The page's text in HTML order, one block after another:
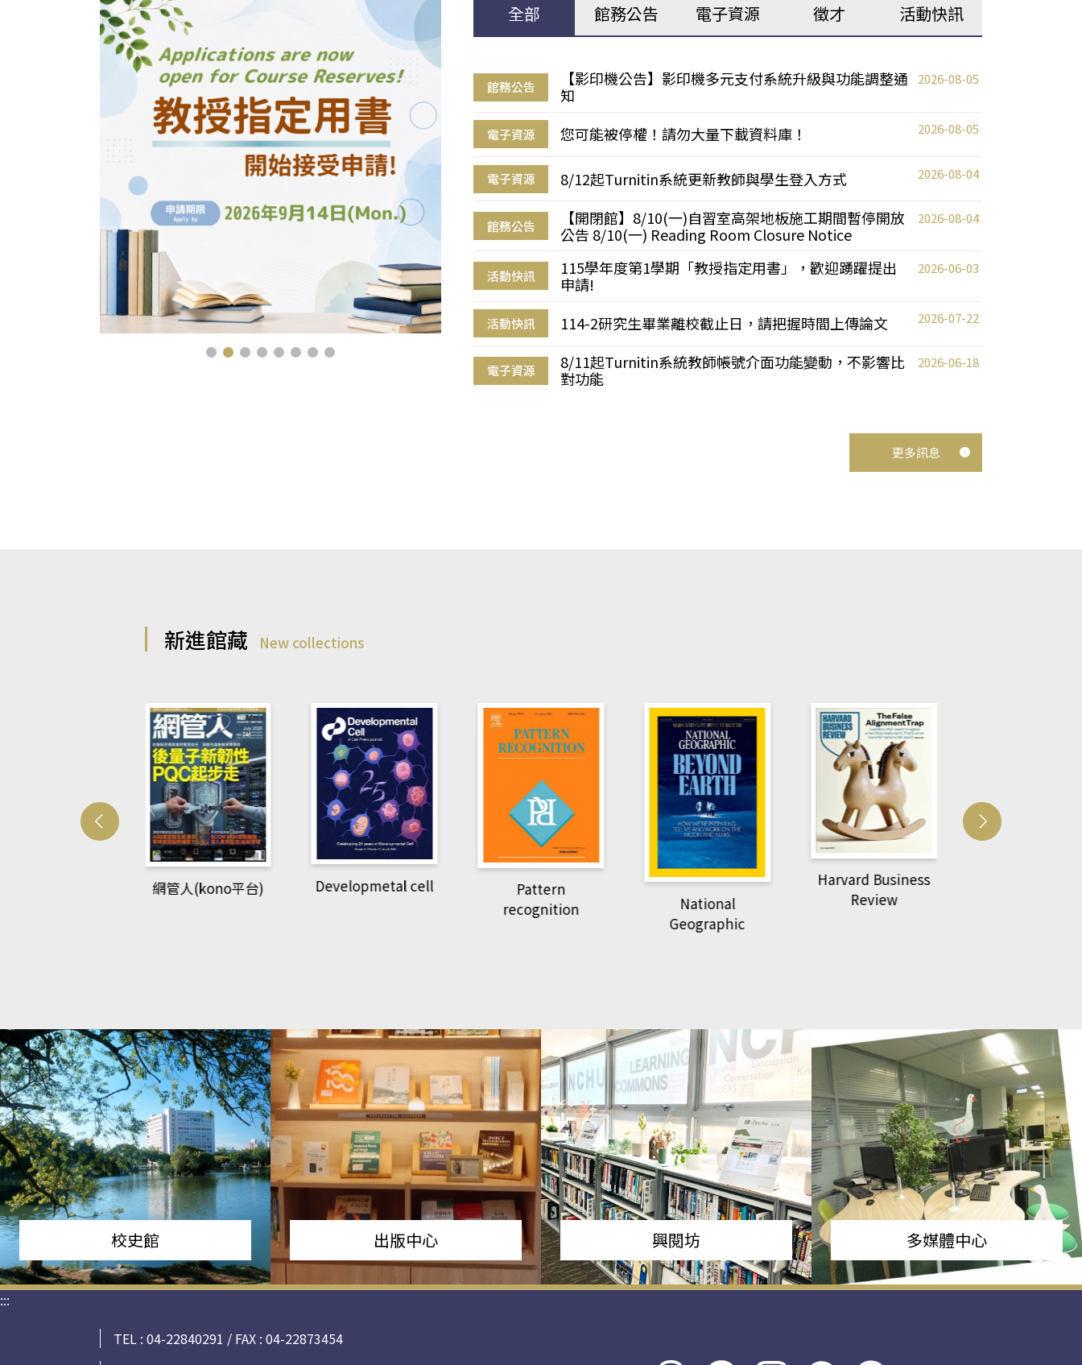
全部 館務公告 電子資源 徵才 活動快訊
館務公告
【影印機公告】影印機多元支付系統升級與功能調整通
知
2026-08-05
電子資源 您可能被停權！請勿大量下載資料庫！ 2026-08-05
電子資源 8/12起Turnitin系統更新教師與學生登入方式 2026-08-04
館務公告
【開閉館】8/10(一)自習室高架地板施工期間暫停開放
公告 8/10(一) Reading Room Closure Notice
2026-08-04
活動快訊
115學年度第1學期「教授指定用書」，歡迎踴躍提出
申請!
2026-06-03
活動快訊 114-2研究生畢業離校截止日，請把握時間上傳論文 2026-07-22
電子資源
8/11起Turnitin系統教師帳號介面功能變動，不影響比
對功能
2026-06-18
更多訊息
新進館藏 New collections
網管人(kono平台) Developmetal cell
recognition
Geographic
Harvard Business
校史館 出版中心 興閱坊 多媒體中心
:::
TEL : 04-22840291 / FAX : 04-22873454